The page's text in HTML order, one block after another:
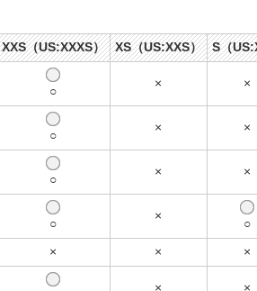
XXS（US:XXXS） XS（US:XXS） S（
○
× ×
○
× ×
○
× ×
○
×
○
× × ×
× ×